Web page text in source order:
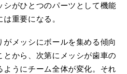
シがひとつのパーツとして機能
重要になる。
メッシにボールを集める傾向
とから、次第にメッシが歯車の
ようにチーム全体が変化。それ